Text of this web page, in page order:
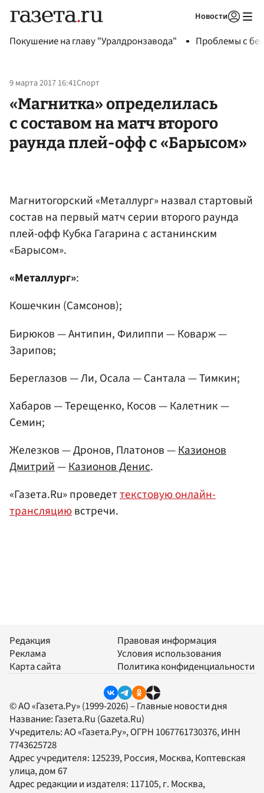
Новости
Покушение на главу "Уралдронзавода" Проблемы с
9 марта 2017 16:41Спорт
«Магнитка» определилась
с составом на матч второго
раунда плей-офф с «Барысом»
Магнитогорский «Металлург» назвал стартовый
состав на первый матч серии второго раунда
плей-офф Кубка Гагарина с астанинским
«Барысом».
«Металлург»:
Кошечкин (Самсонов);
Бирюков — Антипин, Филиппи — Коварж —
Зарипов;
Береглазов — Ли, Осала — Сантала — Тимкин;
Хабаров — Терещенко, Косов — Калетник —
Семин;
Железков — Дронов, Платонов —Казионов
Дмитрий—Казионов Денис.
«Газета.Ru» проведеттекстовую онлайн-
трансляциювстречи.
Редакция
Реклама
Карта сайта
Правовая информация
Условия использования
Политика конфиденциальности
© АО «Газета.Ру» (1999-2026) – Главные новости дня
Название: Газета.Ru (Gazeta.Ru)
Учредитель:АО «Газета.Ру», ОГРН 1067761730376, ИНН
7743625728
Адрес учредителя: 125239, Россия, Москва, Коптевская
улица, дом 67
Адрес редакции и издателя: 117105, г. Москва,